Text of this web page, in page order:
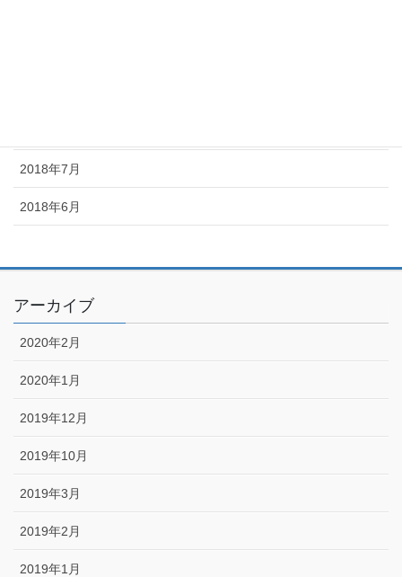
2018年7月
2018年6月
アーカイブ
2020年2月
2020年1月
2019年12月
2019年10月
2019年3月
2019年2月
2019年1月